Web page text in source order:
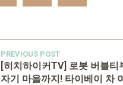
PREVIOUS POST
[히치하이커TV] 로봇 버블티
자기 마을까지! 타이베이 차